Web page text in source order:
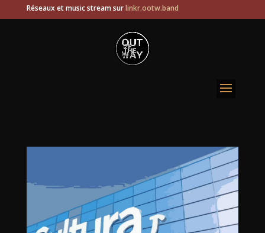
Réseaux et music stream surlinkr.ootw.band